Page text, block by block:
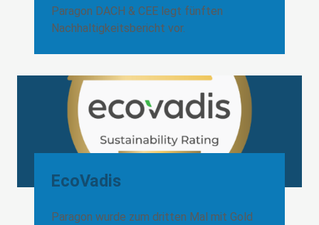
Paragon DACH & CEE legt fünften
Nachhaltigkeitsbericht vor.
EcoVadis
Paragon wurde zum dritten Mal mit Gold